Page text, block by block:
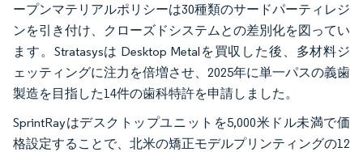
ープンマテリアルポリシーは30種類のサードパーティレジ
ンを引き付け、クローズドシステムとの差別化を図ってい
ます。Stratasysは Desktop Metalを買収した後、多材料ジ
ェッティングに注力を倍増させ、2025年に単一パスの義歯
製造を目指した14件の歯科特許を申請しました。
SprintRayはデスクトップユニットを5,000米ドル未満で価
格設定することで、北米の矯正モデルプリンティングの12